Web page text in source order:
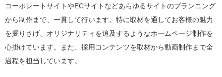
コーポレートサイトやECサイトなどあらゆるサイトのプランニング
から制作まで、一貫して行います。特に取材を通してお客様の魅力
を掘りさげ、オリジナリティを追及するようなホームページ制作を
心掛けています。また、採用コンテンツを取材から動画制作まで全
過程を担当しています。